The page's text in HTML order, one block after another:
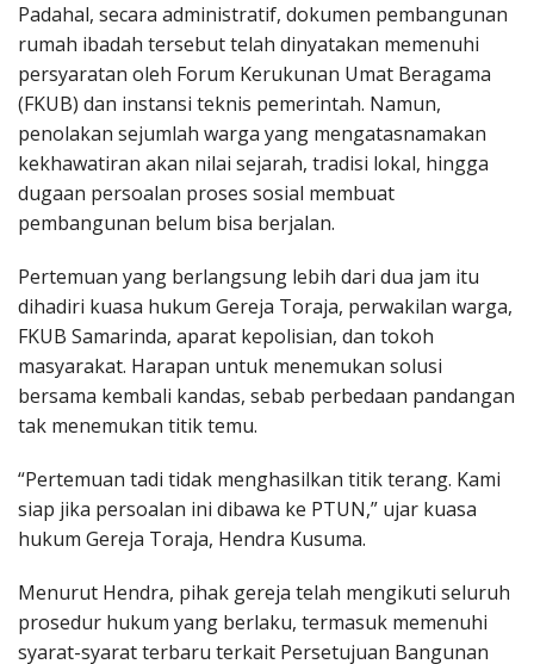
Padahal, secara administratif, dokumen pembangunan
rumah ibadah tersebut telah dinyatakan memenuhi
persyaratan oleh Forum Kerukunan Umat Beragama
(FKUB) dan instansi teknis pemerintah. Namun,
penolakan sejumlah warga yang mengatasnamakan
kekhawatiran akan nilai sejarah, tradisi lokal, hingga
dugaan persoalan proses sosial membuat
pembangunan belum bisa berjalan.
Pertemuan yang berlangsung lebih dari dua jam itu
dihadiri kuasa hukum Gereja Toraja, perwakilan warga,
FKUB Samarinda, aparat kepolisian, dan tokoh
masyarakat. Harapan untuk menemukan solusi
bersama kembali kandas, sebab perbedaan pandangan
tak menemukan titik temu.
“Pertemuan tadi tidak menghasilkan titik terang. Kami
siap jika persoalan ini dibawa ke PTUN,” ujar kuasa
hukum Gereja Toraja, Hendra Kusuma.
Menurut Hendra, pihak gereja telah mengikuti seluruh
prosedur hukum yang berlaku, termasuk memenuhi
syarat-syarat terbaru terkait Persetujuan Bangunan